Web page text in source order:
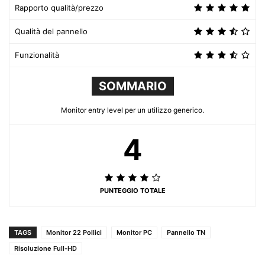
Rapporto qualità/prezzo
Qualità del pannello
Funzionalità
SOMMARIO
Monitor entry level per un utilizzo generico.
4
PUNTEGGIO TOTALE
TAGS Monitor 22 Pollici Monitor PC
Pannello TN
Risoluzione Full-HD